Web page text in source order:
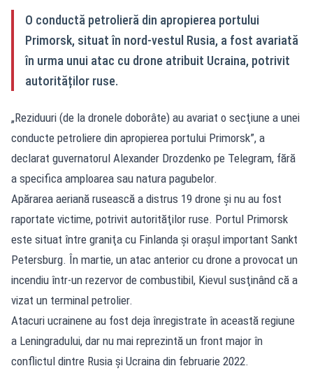
O conductă petrolieră din apropierea portului
Primorsk, situat în nord-vestul Rusia, a fost avariată
în urma unui atac cu drone atribuit Ucraina, potrivit
autorităților ruse.
„Reziduuri (de la dronele doborâte) au avariat o secţiune a unei
conducte petroliere din apropierea portului Primorsk”, a
declarat guvernatorul Alexander Drozdenko pe Telegram, fără
a specifica amploarea sau natura pagubelor.
Apărarea aeriană rusească a distrus 19 drone şi nu au fost
raportate victime, potrivit autorităţilor ruse. Portul Primorsk
este situat între graniţa cu Finlanda şi oraşul important Sankt
Petersburg. În martie, un atac anterior cu drone a provocat un
incendiu într-un rezervor de combustibil, Kievul susţinând că a
vizat un terminal petrolier.
Atacuri ucrainene au fost deja înregistrate în această regiune
a Leningradului, dar nu mai reprezintă un front major în
conflictul dintre Rusia şi Ucraina din februarie 2022.